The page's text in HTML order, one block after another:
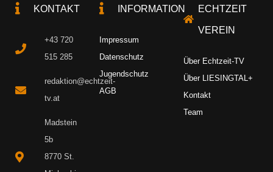
KONTAKT
+43 720
515 285
redaktion@echtzeit-
tv.at
Madstein
5b
8770 St.
INFORMATION
Impressum
Datenschutz
Jugendschutz
AGB
ECHTZEIT
VEREIN
Über Echtzeit-TV
Über LIESINGTAL+
Kontakt
Team